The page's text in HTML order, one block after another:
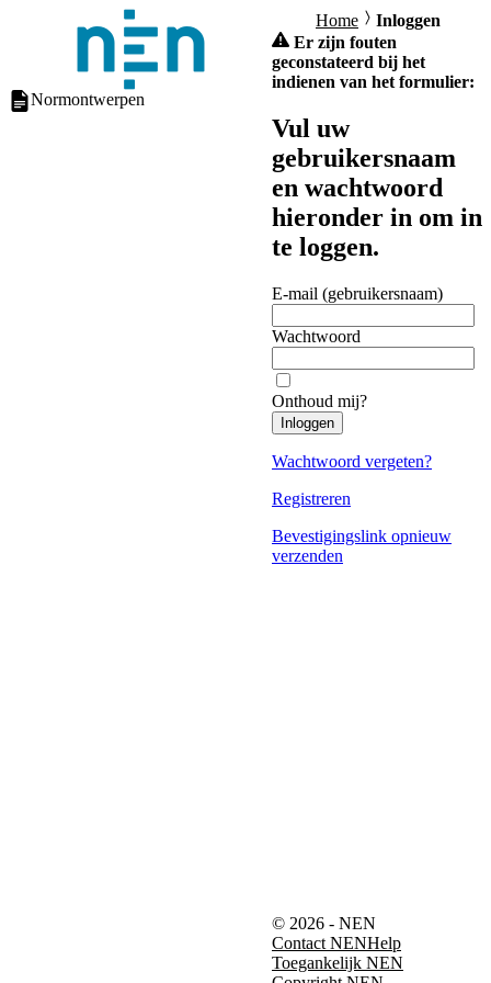
Normontwerpen
Home
Inloggen
Er zijn fouten
geconstateerd bij het
indienen van het formulier:
Vul uw
gebruikersnaam
en wachtwoord
hieronder in om in
te loggen.
E-mail (gebruikersnaam)
Wachtwoord
Onthoud mij?
Inloggen
Wachtwoord vergeten?
Registreren
Bevestigingslink opnieuw
verzenden
© 2026 - NEN
Contact NENHelp
Toegankelijk NEN